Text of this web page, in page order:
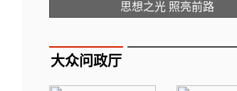
思想之光 照亮前路
大众问政厅